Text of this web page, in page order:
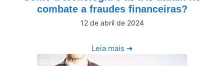
combate a fraudes financeiras?
12 de abril de 2024
Leia mais ➜